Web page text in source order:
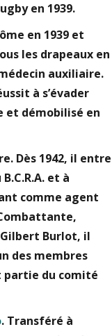
en 1939.
en 1939 et
les drapeaux en
auxiliaire.
à s’évader
et démobilisé en
Dès 1942, il entre
et à
comme agent
Burlot, il
des membres
partie du comité
. Transféré à